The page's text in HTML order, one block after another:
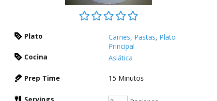
Plato Carnes, Pastas, Plato
Principal
Cocina
Asiática
Prep Time 15 Minutos